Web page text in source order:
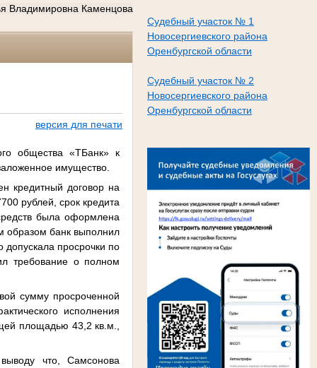
Судебный участок № 1
Новосергиевского района
Оренбургской области
Судебный участок № 2
Новосергиевского района
Оренбургской области
Владимировна Каменцова
версия для печати
общества «ТБанк» к
имущество.
кредитный договор на
рублей, срок кредита
была оформлена
образом банк выполнил
допускала просрочки по
требование о полном
сумму просроченной
исполнения
площадью 43,2 кв.м.,
что, Самсонова